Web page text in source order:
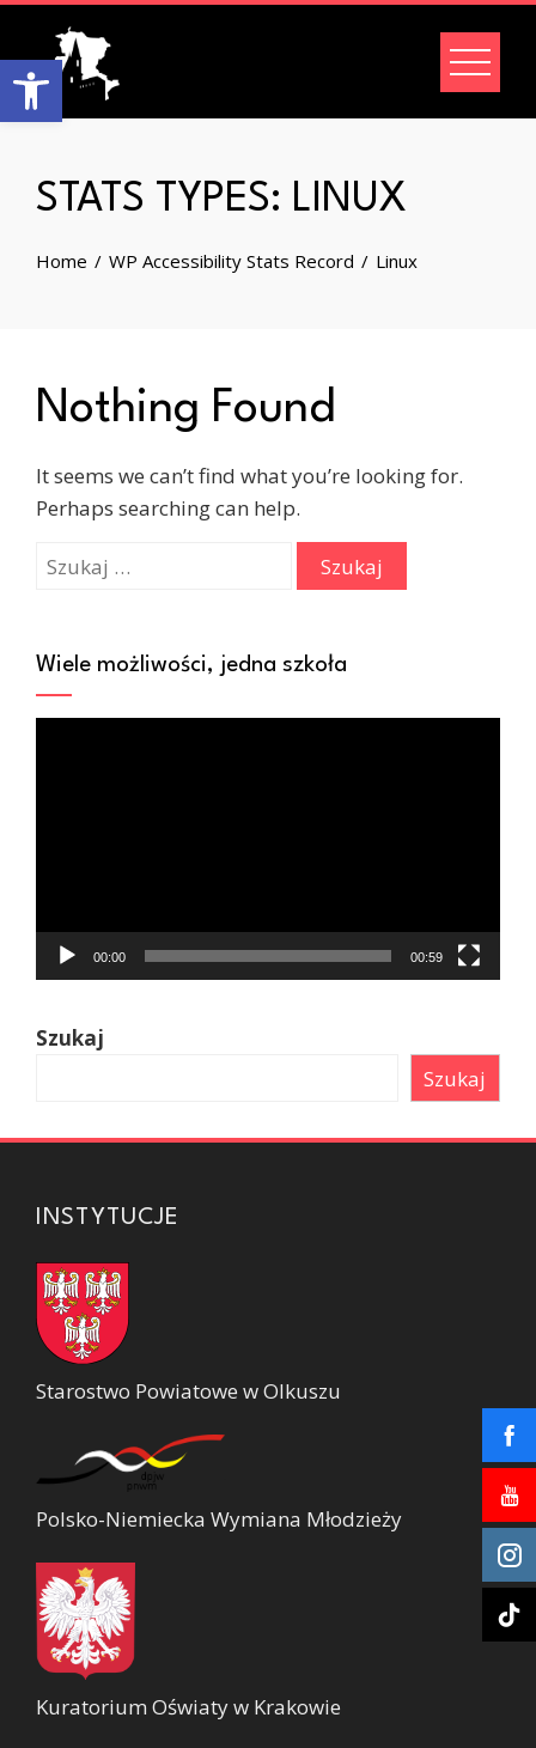
Open toolbar
content
STATS TYPES: LINUX
Home WP Accessibility Stats Record Linux
Nothing Found
It seems we can’t find what you’re looking for.
Perhaps searching can help.
Szukaj:
Wiele możliwości, jedna szkoła
00:00 00:59
Szukaj
Szukaj
INSTYTUCJE
Starostwo Powiatowe w Olkuszu
Polsko-Niemiecka Wymiana Młodzieży
Kuratorium Oświaty w Krakowie